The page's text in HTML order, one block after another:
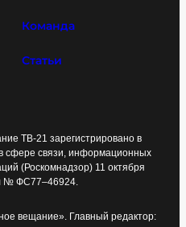
Команда
Статьи
ТВ-21 зарегистрировано в
сфере связи, информационных
(Роскомнадзор) 11 октября
№ ФС77–46924.
вещание». Главный редактор: